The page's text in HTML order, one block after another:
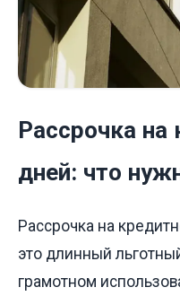
Рассрочка на
дней: что
Рассрочка на
это длинный
грамотном